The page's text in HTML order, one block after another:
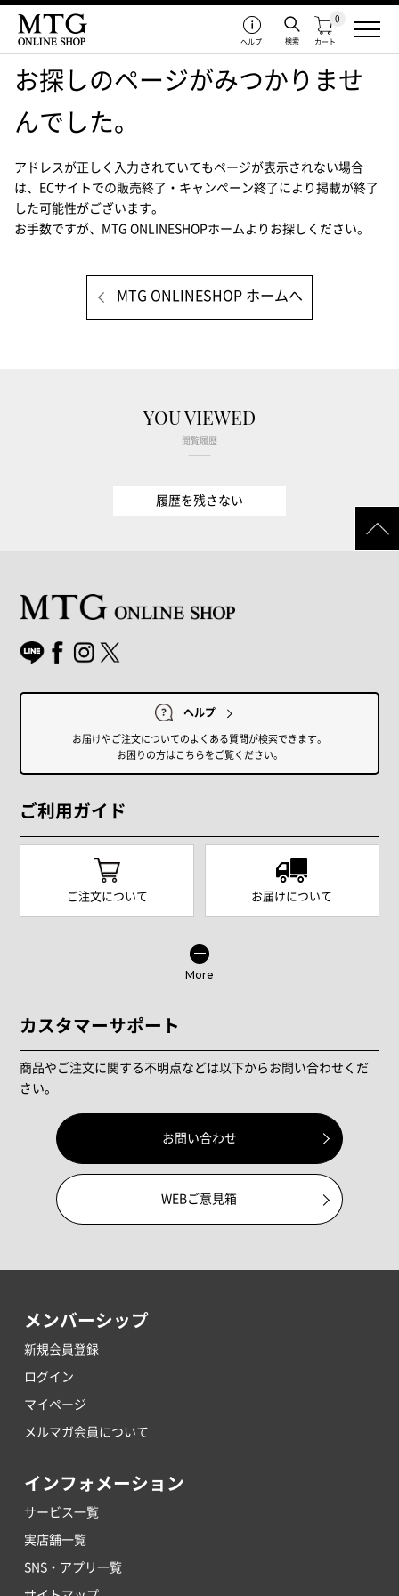
カート
0
検索
ヘルプ
お探しのページがみつかりませ
んでした。
アドレスが正しく入力されていてもページが表示されない場合
は、
ECサイトでの販売終了・キャンペーン終了により掲載が終了
した可能性がございます。
お手数ですが、MTG ONLINESHOPホームよりお探しください。
MTG ONLINESHOP ホームへ
YOU VIEWED
閲覧履歴
履歴を残さない
ヘルプ
お届けやご注文についてのよくある質問が検索できます。
お困りの方はこちらをご覧ください。
ご利用ガイド
ご注文について お届けについて
More
カスタマーサポート
商品やご注文に関する不明点などは以下からお問い合わせくだ
さい。
お問い合わせ
WEBご意見箱
メンバーシップ
新規会員登録
ログイン
マイページ
メルマガ会員について
インフォメーション
サービス一覧
実店舗一覧
SNS・アプリ一覧